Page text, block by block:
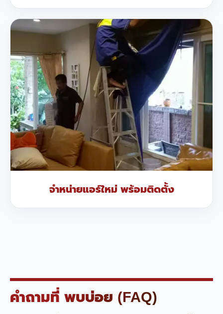
จำหน่ายแอร์ใหม่ พร้อมติดตั้ง
คำถามที่ พบบ่อย (FAQ)